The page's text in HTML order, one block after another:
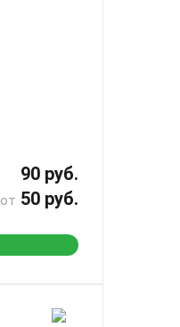
90 руб.
от 50 руб.